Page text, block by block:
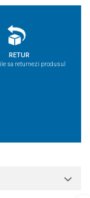
RETUR
sa returnezi produsul